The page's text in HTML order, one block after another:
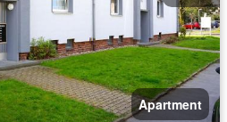
Apartment